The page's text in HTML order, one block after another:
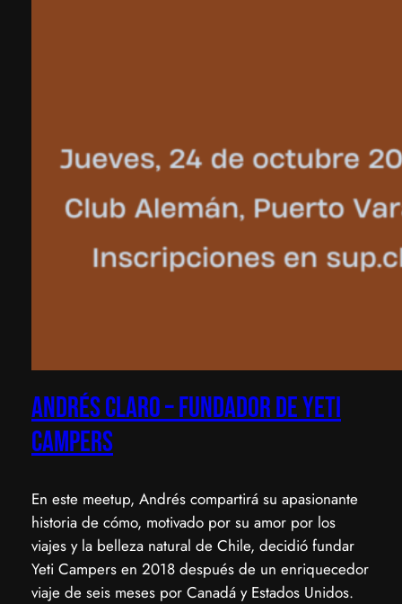
Andrés Claro – Fundador de Yeti
Campers
​En este meetup, Andrés compartirá su apasionante
historia de cómo, motivado por su amor por los
viajes y la belleza natural de Chile, decidió fundar
Yeti Campers en 2018 después de un enriquecedor
viaje de seis meses por Canadá y Estados Unidos.